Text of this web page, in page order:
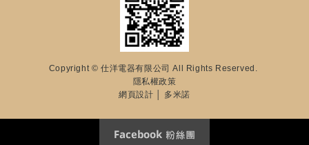
Copyright © 仕洋電器有限公司 All Rights Reserved.
隱私權政策
網頁設計 │ 多米諾